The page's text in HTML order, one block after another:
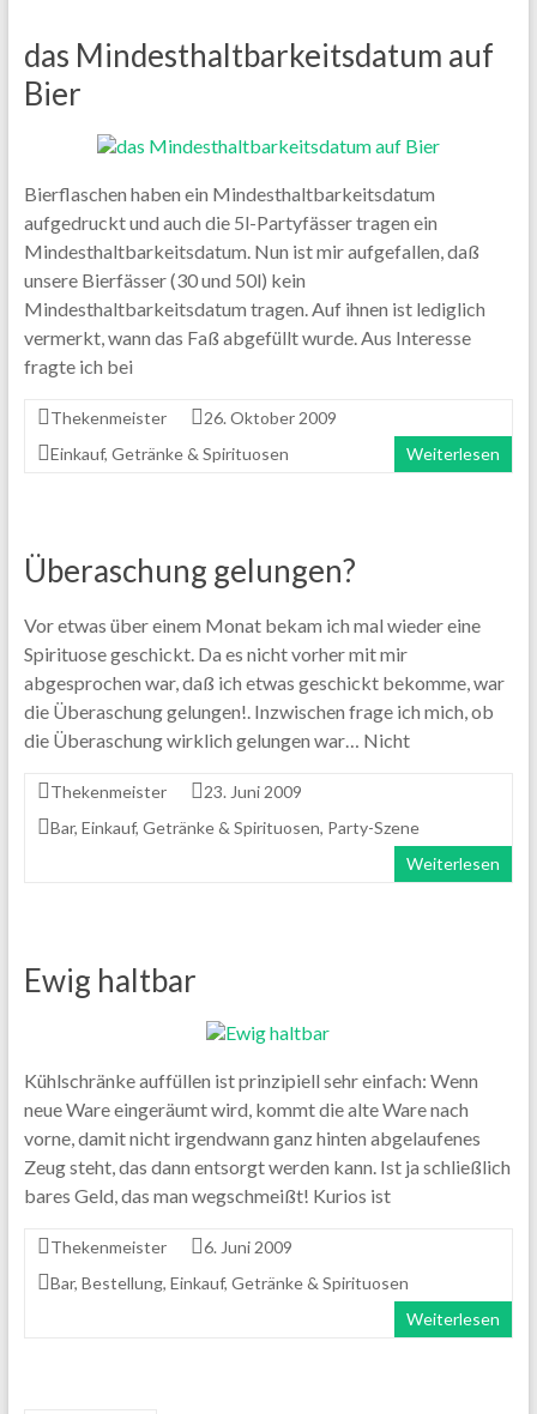
das Mindesthaltbarkeitsdatum auf
Bier
Bierflaschen haben ein Mindesthaltbarkeitsdatum
aufgedruckt und auch die 5l-Partyfässer tragen ein
Mindesthaltbarkeitsdatum. Nun ist mir aufgefallen, daß
unsere Bierfässer (30 und 50l) kein
Mindesthaltbarkeitsdatum tragen. Auf ihnen ist lediglich
vermerkt, wann das Faß abgefüllt wurde. Aus Interesse
fragte ich bei
Thekenmeister
26. Oktober 2009
Einkauf, Getränke & Spirituosen Weiterlesen
Überaschung gelungen?
Vor etwas über einem Monat bekam ich mal wieder eine
Spirituose geschickt. Da es nicht vorher mit mir
abgesprochen war, daß ich etwas geschickt bekomme, war
die Überaschung gelungen!. Inzwischen frage ich mich, ob
die Überaschung wirklich gelungen war… Nicht
Thekenmeister
23. Juni 2009
Bar, Einkauf, Getränke & Spirituosen, Party-Szene
Weiterlesen
Ewig haltbar
Kühlschränke auffüllen ist prinzipiell sehr einfach: Wenn
neue Ware eingeräumt wird, kommt die alte Ware nach
vorne, damit nicht irgendwann ganz hinten abgelaufenes
Zeug steht, das dann entsorgt werden kann. Ist ja schließlich
bares Geld, das man wegschmeißt! Kurios ist
Thekenmeister
6. Juni 2009
Bar, Bestellung, Einkauf, Getränke & Spirituosen
Weiterlesen